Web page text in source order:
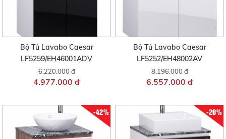
Bộ Tủ Lavabo Caesar
LF5259/EH46001ADV
6.220.000 đ
4.977.000 đ
Bộ Tủ Lavabo Caesar
LF5252/EH48002AV
8.196.000 đ
6.557.000 đ
-42% -20%